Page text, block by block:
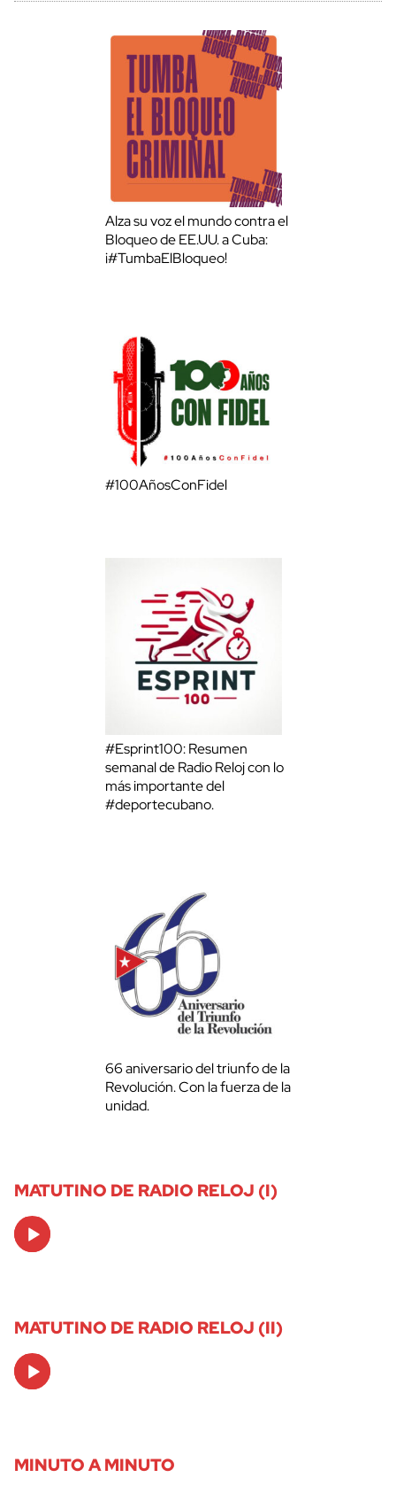
Alza su voz el mundo contra el
Bloqueo de EE.UU. a Cuba:
¡#TumbaElBloqueo!
#100AñosConFidel
#Esprint100: Resumen
semanal de Radio Reloj con lo
más importante del
#deportecubano.
66 aniversario del triunfo de la
Revolución. Con la fuerza de la
unidad.
MATUTINO DE RADIO RELOJ (I)
Audio
Player
MATUTINO DE RADIO RELOJ (II)
Audio
Player
MINUTO A MINUTO